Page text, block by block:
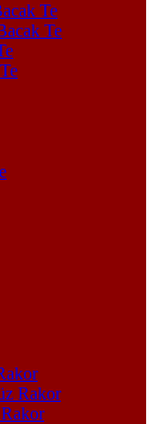
Te
Te
Rakor